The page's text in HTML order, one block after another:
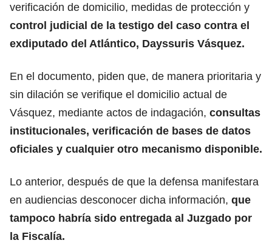
verificación de domicilio, medidas de protección y
control judicial de la testigo del caso contra el
exdiputado del Atlántico, Dayssuris Vásquez.
En el documento, piden que, de manera prioritaria y
sin dilación se verifique el domicilio actual de
Vásquez, mediante actos de indagación, consultas
institucionales, verificación de bases de datos
oficiales y cualquier otro mecanismo disponible.
Lo anterior, después de que la defensa manifestara
en audiencias desconocer dicha información, que
tampoco habría sido entregada al Juzgado por
la Fiscalía.